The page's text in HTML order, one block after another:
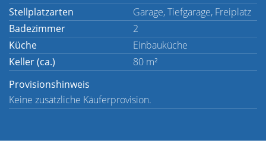
Stellplatzarten
Garage, Tiefgarage, Freiplatz
Badezimmer
2
Küche
Einbauküche
Keller (ca.)
80 m²
Provisionshinweis
Keine zusätzliche Käuferprovision.